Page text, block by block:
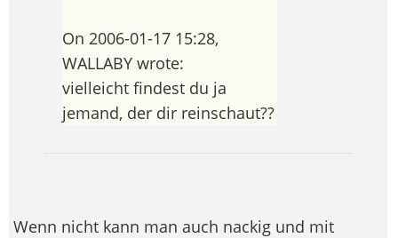
On 2006-01-17 15:28,
WALLABY wrote:
vielleicht findest du ja
jemand, der dir reinschaut??
Wenn nicht kann man auch nackig und mit